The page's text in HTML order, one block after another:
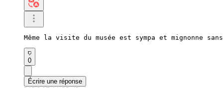
Même la visite du musée est sympa et mignonne
0
Écrire une réponse